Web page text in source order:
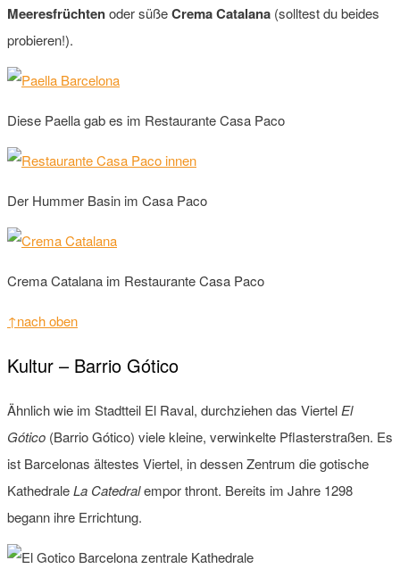
Meeresfrüchtenoder süßeCrema Catalana (solltest du beides
probieren!).
Diese Paella gab es im Restaurante Casa Paco
Der Hummer Basin im Casa Paco
Crema Catalana im Restaurante Casa Paco
↑nach oben
Kultur – Barrio Gótico
Ähnlich wie im Stadtteil El Raval, durchziehen das Viertel El
Gótico (Barrio Gótico) viele kleine, verwinkelte Pflasterstraßen. Es
ist Barcelonas ältestes Viertel, in dessen Zentrum die gotische
KathedraleLa Catedralempor thront. Bereits im Jahre 1298
begann ihre Errichtung.